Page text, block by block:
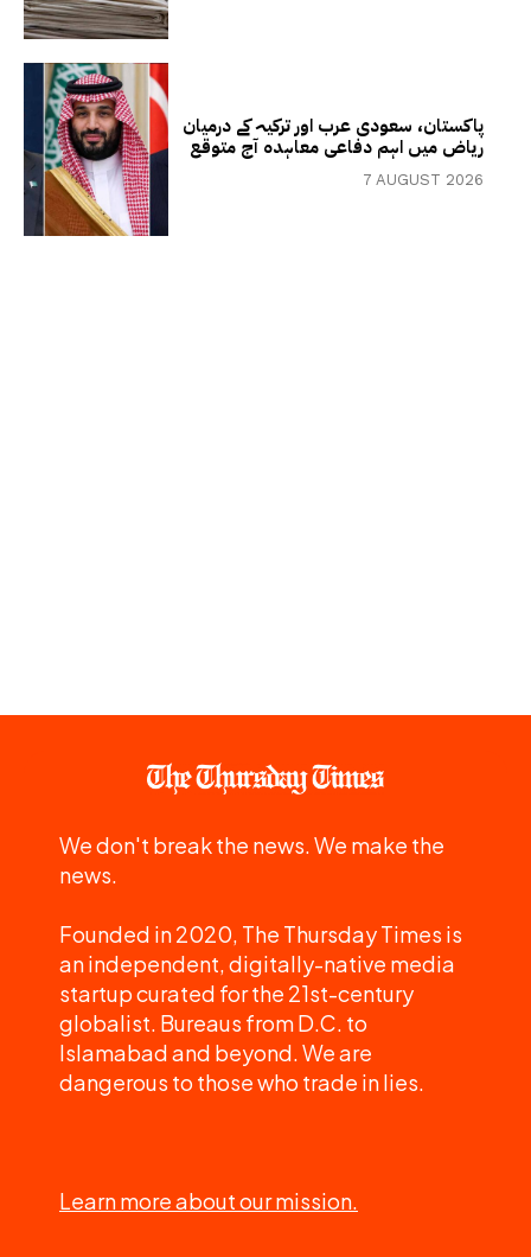
پاکستان، سعودی عرب اور ترکیہ کے درمیان
ریاض میں اہم دفاعی معاہدہ آج متوقع
7 AUGUST 2026
We don't break the news. We make the
news.
Founded in 2020, The Thursday Times is
an independent, digitally-native media
startup curated for the 21st-century
globalist. Bureaus from D.C. to
Islamabad and beyond. We are
dangerous to those who trade in lies.
Learn more about our mission.